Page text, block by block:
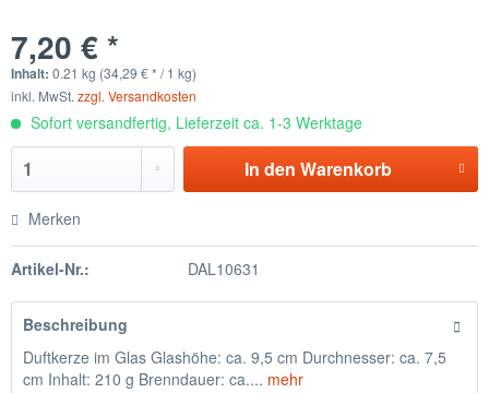
7,20 € *
Inhalt: 0.21 kg (34,29 € * / 1 kg)
inkl. MwSt. zzgl. Versandkosten
Sofort versandfertig, Lieferzeit ca. 1-3 Werktage
In den Warenkorb
Merken
Artikel-Nr.: DAL10631
Beschreibung
Duftkerze im Glas Glashöhe: ca. 9,5 cm Durchnesser: ca. 7,5
cm Inhalt: 210 g Brenndauer: ca.... mehr